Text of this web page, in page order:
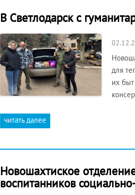
В Светлодарск с
для
их
читать далее
Новошахтиское
воспитанников